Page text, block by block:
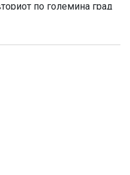
по големина град
km од Будимпешта, а
Во градот нема ниту